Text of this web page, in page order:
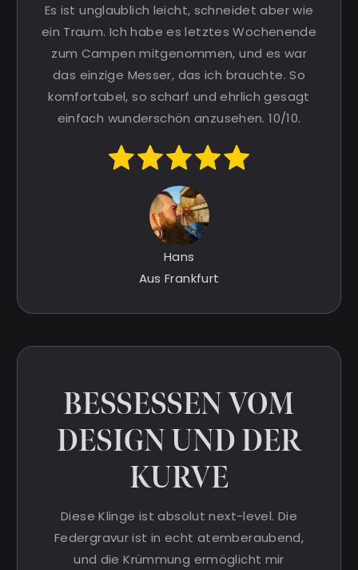
Es ist unglaublich leicht, schneidet aber wie
ein Traum. Ich habe es letztes Wochenende
zum Campen mitgenommen, und es war
das einzige Messer, das ich brauchte. So
komfortabel, so scharf und ehrlich gesagt
einfach wunderschön anzusehen. 10/10.
Hans
Aus Frankfurt
BESSESSEN VOM
DESIGN UND DER
KURVE
Diese Klinge ist absolut next-level. Die
Federgravur ist in echt atemberaubend,
und die Krümmung ermöglicht mir